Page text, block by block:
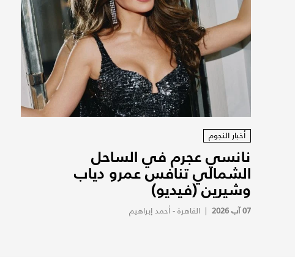
أخبار النجوم
نانسي عجرم في الساحل
الشمالي تنافس عمرو دياب
وشيرين (فيديو)
07 آب 2026 | القاهرة - أحمد إبراهيم